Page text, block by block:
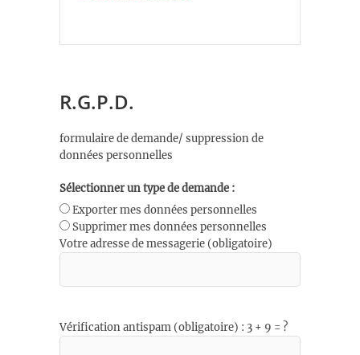
R.G.P.D.
formulaire de demande/ suppression de
données personnelles
Sélectionner un type de demande :
Exporter mes données personnelles
Supprimer mes données personnelles
Votre adresse de messagerie (obligatoire)
Vérification antispam (obligatoire) : 3 + 9 = ?